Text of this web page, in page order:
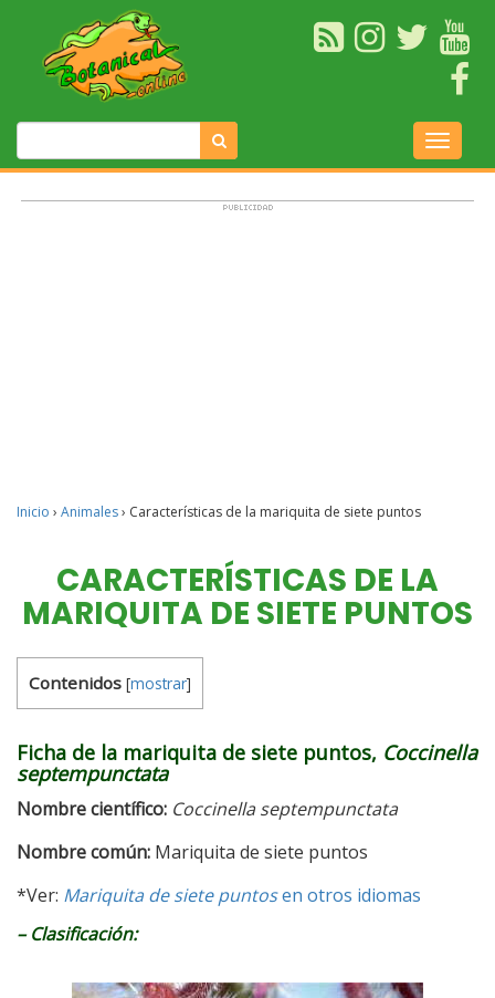
Inicio › Animales› Características de la mariquita de siete puntos
CARACTERÍSTICAS DE LA
MARIQUITA DE SIETE PUNTOS
Contenidos [mostrar]
Ficha de la mariquita de siete puntos, Coccinella
septempunctata
Nombre científico: Coccinella septempunctata
Nombrecomún: Mariquita de siete puntos
*Ver: Mariquita de siete puntosen otros idiomas
– Clasificación: